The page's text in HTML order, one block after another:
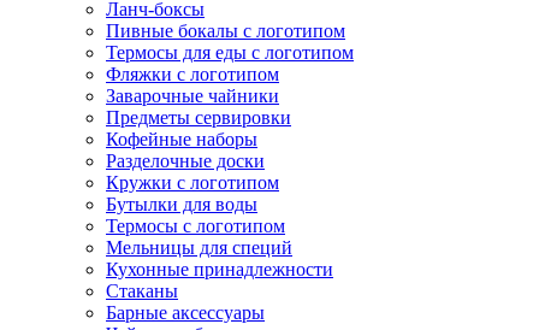
Ланч-боксы
Пивные бокалы с логотипом
Термосы для еды с логотипом
Фляжки с логотипом
Заварочные чайники
Предметы сервировки
Кофейные наборы
Разделочные доски
Кружки с логотипом
Бутылки для воды
Термосы с логотипом
Мельницы для специй
Кухонные принадлежности
Стаканы
Барные аксессуары